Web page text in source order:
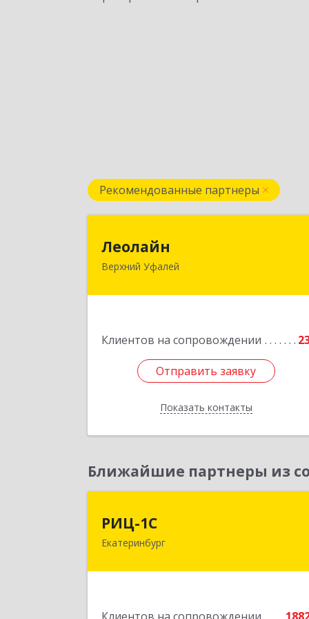
Рекомендованные партнеры
Леолайн
Верхний Уфалей
Клиентов на сопровождении
Отправить заявку
Показать контакты
456800, Челябинская обл, Верхний
Отправить заявку
Назад
Ближайшие партнеры из
РИЦ-1С
Екатеринбург